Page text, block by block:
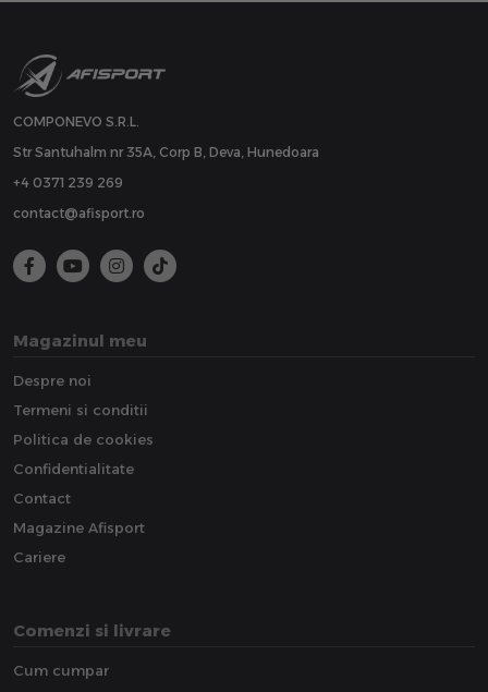
COMPONEVO S.R.L.
Str Santuhalm nr 35A, Corp B, Deva, Hunedoara
+4 0371 239 269
contact@afisport.ro
Magazinul meu
Despre noi
Termeni si conditii
Politica de cookies
Confidentialitate
Contact
Magazine Afisport
Cariere
Comenzi si livrare
Cum cumpar